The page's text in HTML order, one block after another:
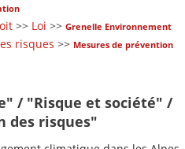
>> Loi >> Grenelle Environnement
risques >> Mesures de prévention
/ "Risque et société" /
des risques"